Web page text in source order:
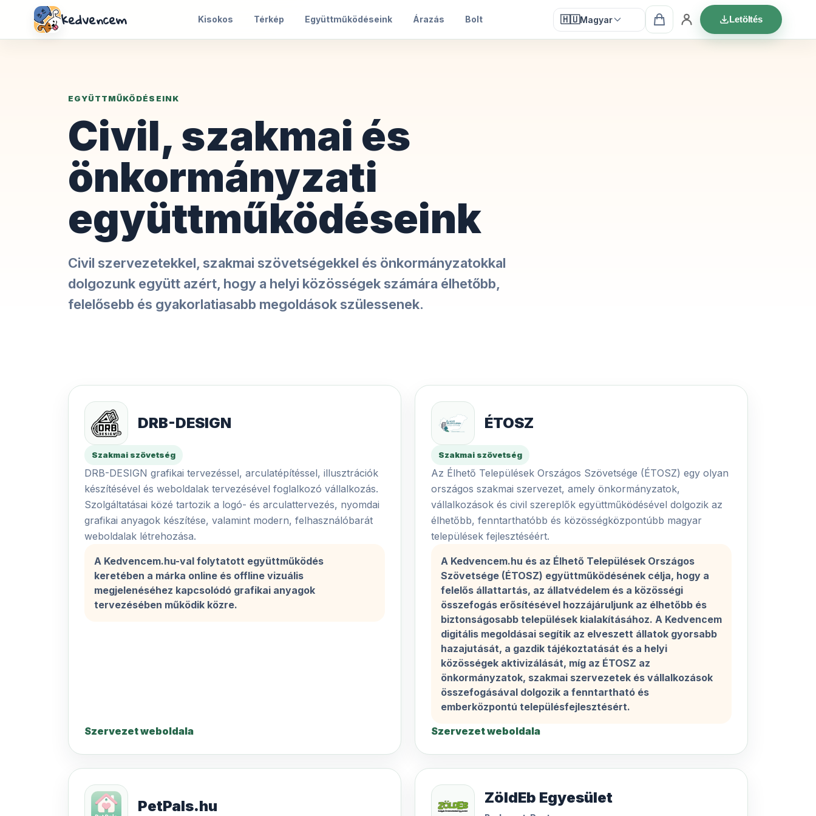
kedvencem Kisokos Térkép Együttműködéseink Árazás Bolt 🇭🇺Magyar Letöltés
EGYÜTTMŰKÖDÉSEINK
Civil, szakmai és
önkormányzati
együttműködéseink
Civil szervezetekkel, szakmai szövetségekkel és önkormányzatokkal
dolgozunk együtt azért, hogy a helyi közösségek számára élhetőbb,
felelősebb és gyakorlatiasabb megoldások szülessenek.
DRB-DESIGN
Szakmai szövetség
DRB-DESIGN grafikai tervezéssel, arculatépítéssel, illusztrációk
készítésével és weboldalak tervezésével foglalkozó vállalkozás.
Szolgáltatásai közé tartozik a logó- és arculattervezés, nyomdai
grafikai anyagok készítése, valamint modern, felhasználóbarát
weboldalak létrehozása.
A Kedvencem.hu-val folytatott együttműködés
keretében a márka online és offline vizuális
megjelenéséhez kapcsolódó grafikai anyagok
tervezésében működik közre.
Szervezet weboldala
ÉTOSZ
Szakmai szövetség
Az Élhető Települések Országos Szövetsége (ÉTOSZ) egy olyan
országos szakmai szervezet, amely önkormányzatok,
vállalkozások és civil szereplők együttműködésével dolgozik az
élhetőbb, fenntarthatóbb és közösségközpontúbb magyar
települések fejlesztéséért.
A Kedvencem.hu és az Élhető Települések Országos
Szövetsége (ÉTOSZ) együttműködésének célja, hogy a
felelős állattartás, az állatvédelem és a közösségi
összefogás erősítésével hozzájáruljunk az élhetőbb és
biztonságosabb települések kialakításához. A Kedvencem
digitális megoldásai segítik az elveszett állatok gyorsabb
hazajutását, a gazdik tájékoztatását és a helyi
közösségek aktivizálását, míg az ÉTOSZ az
önkormányzatok, szakmai szervezetek és vállalkozások
összefogásával dolgozik a fenntartható és
emberközpontú településfejlesztésért.
Szervezet weboldala
PetPals.hu ZöldEb Egyesület